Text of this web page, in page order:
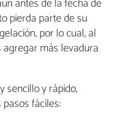
antes de la fecha de
pierda parte de su
por lo cual, al
más levadura
sencillo y rápido,
fáciles: